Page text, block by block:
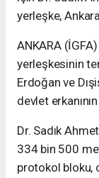
yerleşke,
ANKARA (İGFA)
yerleşkesinin
Erdoğan ve
devlet
Dr. Sadık
334 bin 500
protokol bloku,